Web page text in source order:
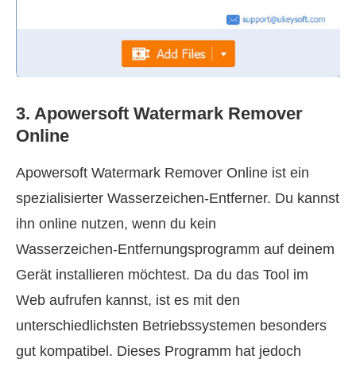
3. Apowersoft Watermark Remover
Online
Apowersoft Watermark Remover Online ist ein
spezialisierter Wasserzeichen‑Entferner. Du kannst
ihn online nutzen, wenn du kein
Wasserzeichen‑Entfernungsprogramm auf deinem
Gerät installieren möchtest. Da du das Tool im
Web aufrufen kannst, ist es mit den
unterschiedlichsten Betriebssystemen besonders
gut kompatibel. Dieses Programm hat jedoch